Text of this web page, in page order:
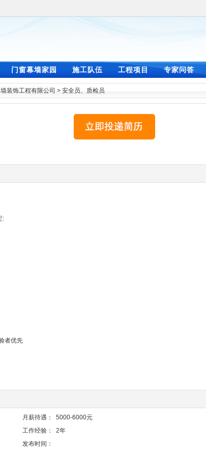
门窗幕墙家园 施工队伍 工程项目 专家问答
装饰工程有限公司 > 安全员、质检员
:
者优先
月薪待遇：
5000-6000元
工作经验：
2年
发布时间：